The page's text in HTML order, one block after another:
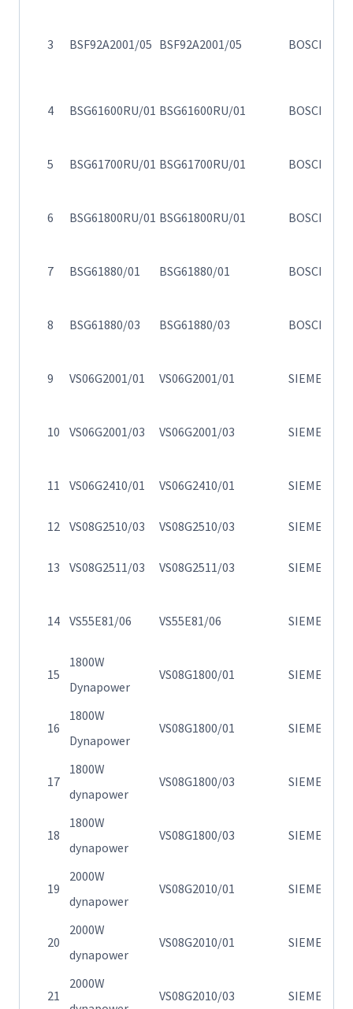
3 BSF92A2001/05 BSF92A2001/05 BOSCH
4 BSG61600RU/01 BSG61600RU/01 BOSCH
5 BSG61700RU/01 BSG61700RU/01 BOSCH
6 BSG61800RU/01 BSG61800RU/01 BOSCH
7 BSG61880/01 BSG61880/01 BOSCH
8 BSG61880/03 BSG61880/03 BOSCH
9 VS06G2001/01 VS06G2001/01 SIEMENS
10 VS06G2001/03 VS06G2001/03 SIEMENS
11 VS06G2410/01 VS06G2410/01 SIEMENS
12
VS08G2510/03 VS08G2510/03 SIEMENS
13 VS08G2511/03 VS08G2511/03 SIEMENS
14 VS55E81/06 VS55E81/06 SIEMENS
15
1800W
Dynapower
VS08G1800/01 SIEMENS
16
1800W
Dynapower
VS08G1800/01 SIEMENS
17
1800W
dynapower
VS08G1800/03 SIEMENS
18
1800W
dynapower
VS08G1800/03 SIEMENS
19
2000W
dynapower
VS08G2010/01 SIEMENS
20
2000W
dynapower
VS08G2010/01 SIEMENS
21
2000W
VS08G2010/03 SIEMENS